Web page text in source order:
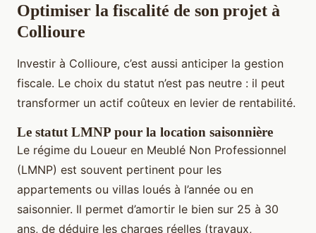
Optimiser la fiscalité de son projet à
Collioure
Investir à Collioure, c’est aussi anticiper la gestion
fiscale. Le choix du statut n’est pas neutre : il peut
transformer un actif coûteux en levier de rentabilité.
Le statut LMNP pour la location saisonnière
Le régime du Loueur en Meublé Non Professionnel
(LMNP) est souvent pertinent pour les
appartements ou villas loués à l’année ou en
saisonnier. Il permet d’amortir le bien sur 25 à 30
ans, de déduire les charges réelles (travaux,